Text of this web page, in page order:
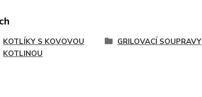
KOTLÍKY S KOVOVOU
KOTLINOU
GRILOVACÍ SOUPRAVY